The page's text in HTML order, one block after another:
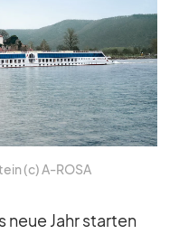
(c) A‑ROSA
neue Jahr star­ten